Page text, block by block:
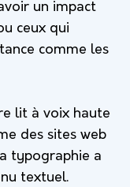
un impact
ceux qui
comme les
lit à voix haute
des sites web
typographie a
textuel.